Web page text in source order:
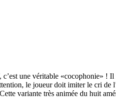
une véritable «cocophonie» !
le joueur doit imiter le cri de
variante très animée du huit